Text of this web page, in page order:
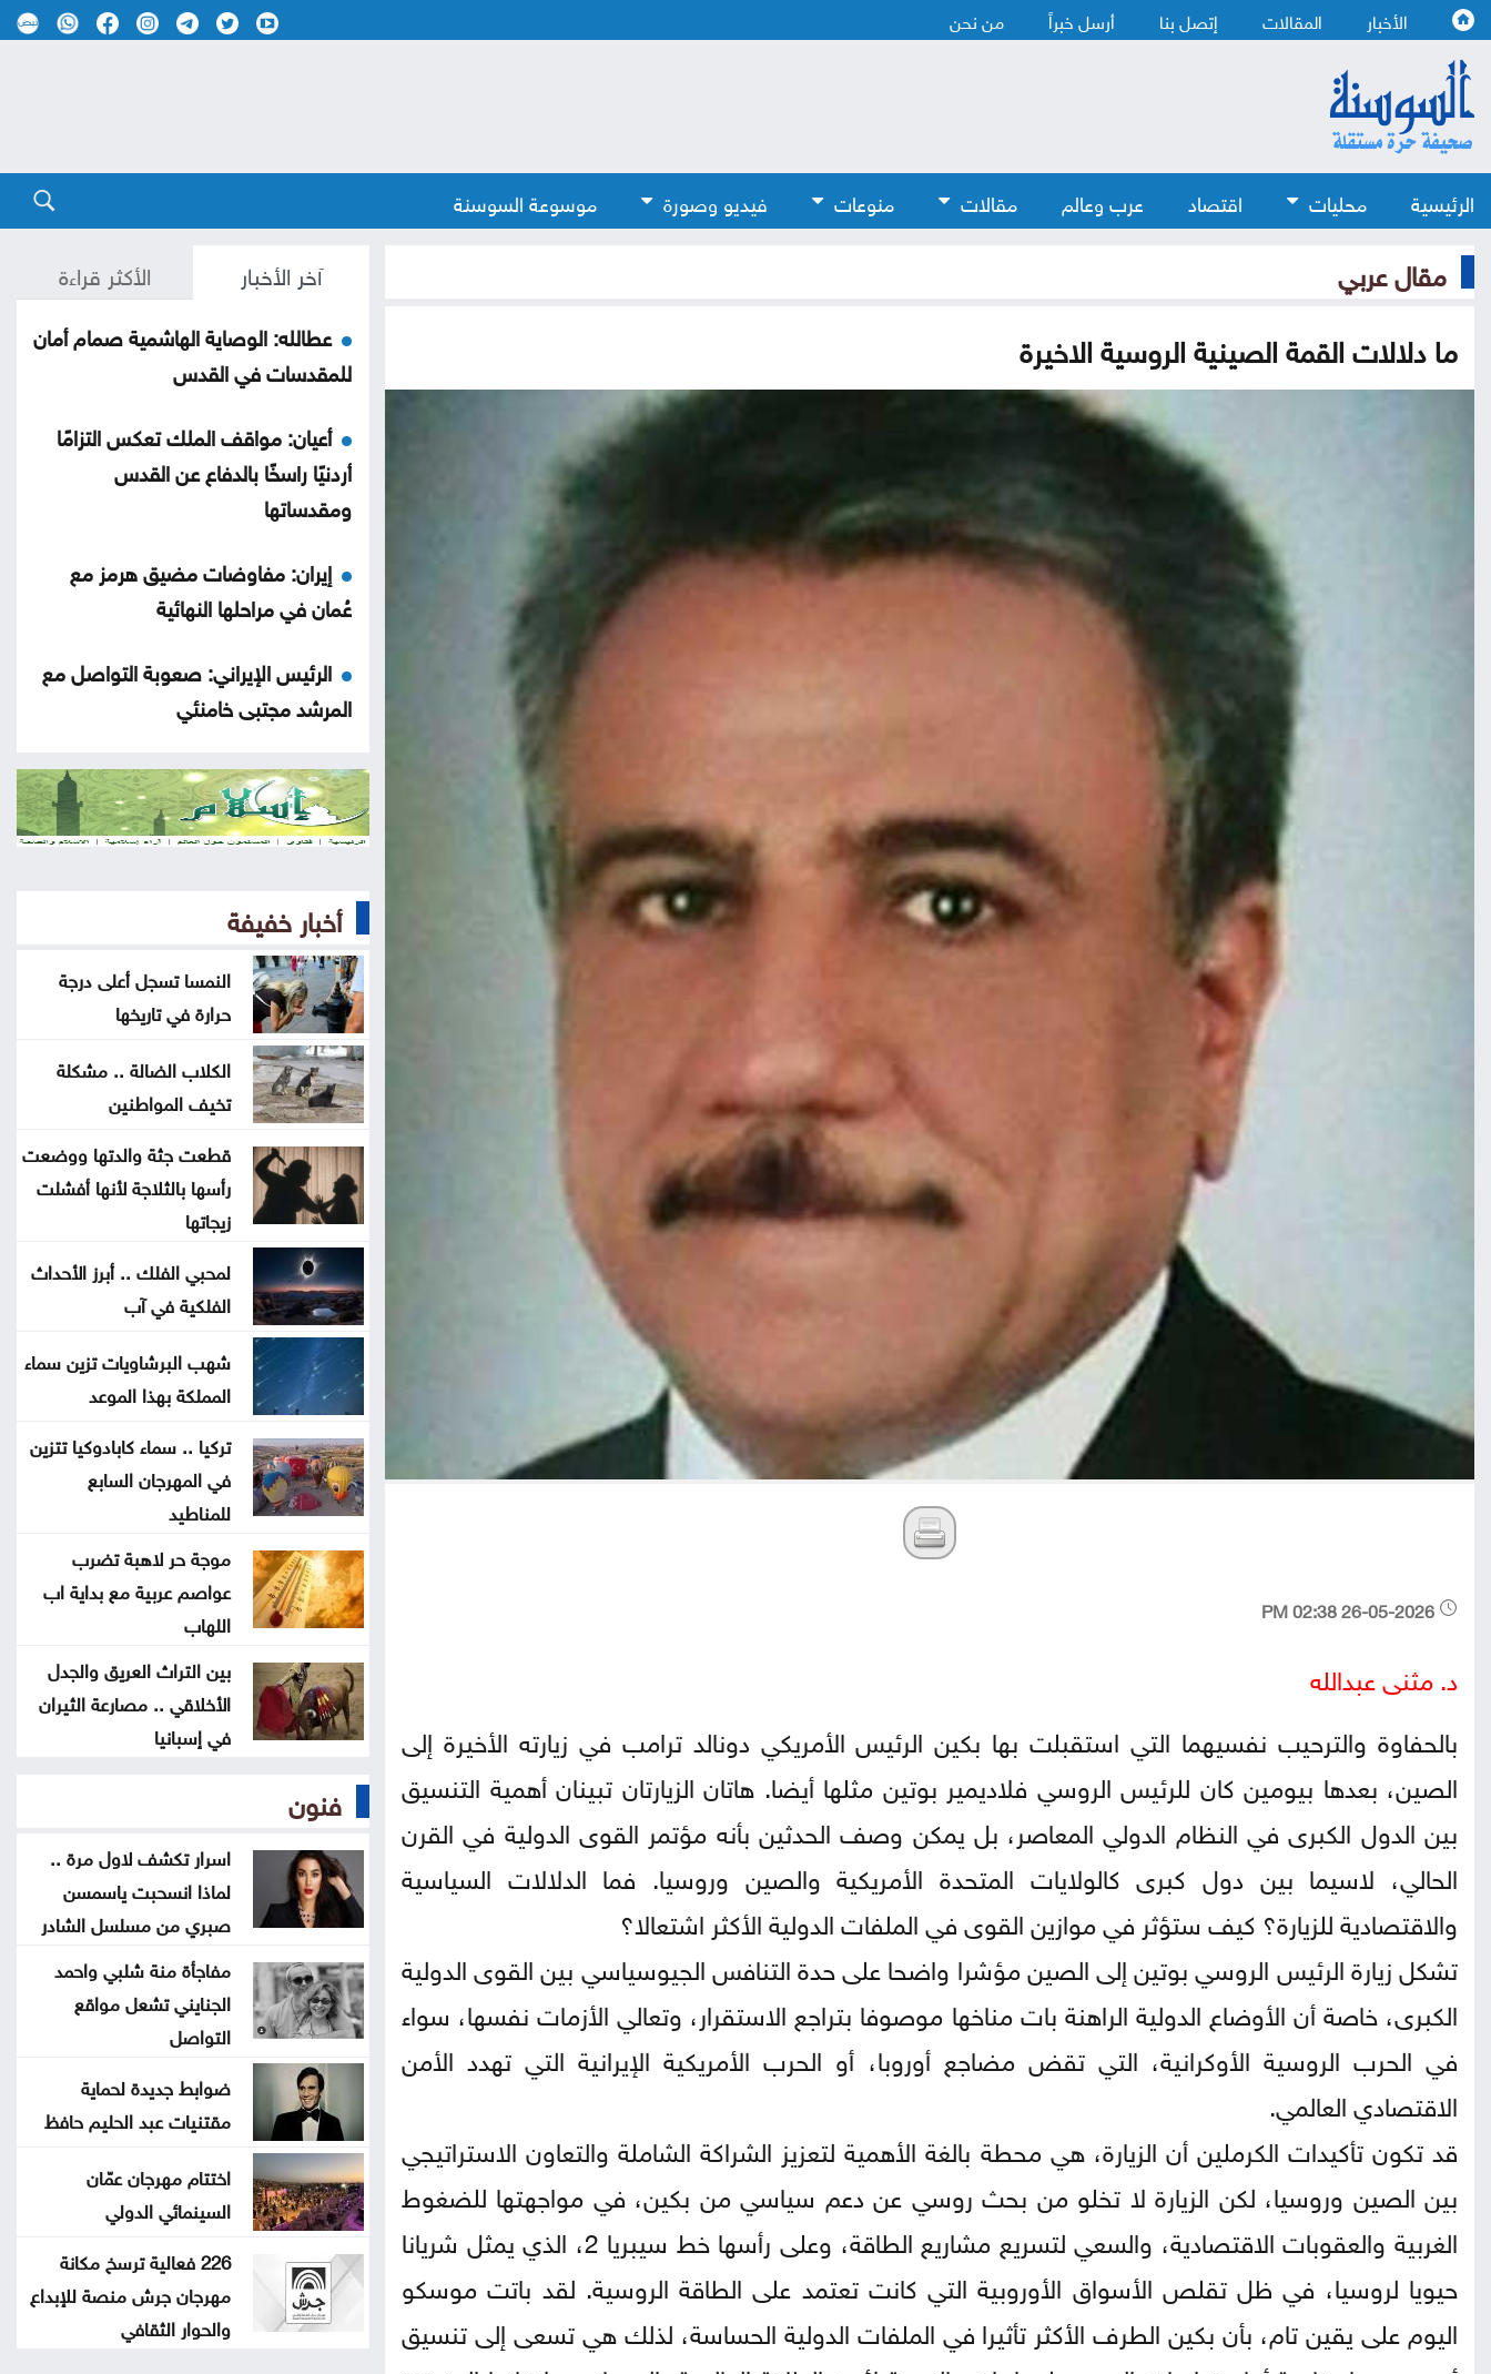
الأخبار المقالات إتصل بنا أرسل خبراً من نحن
الرئيسية محليات اقتصاد عرب وعالم مقالات منوعات فيديو وصورة موسوعة السوسنة
مقال عربي
ما دلالات القمة الصينية الروسية الاخيرة
د. مثنى عبدالله
بالحفاوة والترحيب نفسيهما التي استقبلت بها بكين الرئيس الأمريكي دونالد ترامب في زيارته الأخيرة إلى
الصين، بعدها بيومين كان للرئيس الروسي فلاديمير بوتين مثلها أيضا. هاتان الزيارتان تبينان أهمية التنسيق
بين الدول الكبرى في النظام الدولي المعاصر، بل يمكن وصف الحدثين بأنه مؤتمر القوى الدولية في القرن
الحالي، لاسيما بين دول كبرى كالولايات المتحدة الأمريكية والصين وروسيا. فما الدلالات السياسية
والاقتصادية للزيارة؟ كيف ستؤثر في موازين القوى في الملفات الدولية الأكثر اشتعالا؟
تشكل زيارة الرئيس الروسي بوتين إلى الصين مؤشرا واضحا على حدة التنافس الجيوسياسي بين القوى الدولية
الكبرى، خاصة أن الأوضاع الدولية الراهنة بات مناخها موصوفا بتراجع الاستقرار، وتعالي الأزمات نفسها، سواء
في الحرب الروسية الأوكرانية، التي تقض مضاجع أوروبا، أو الحرب الأمريكية الإيرانية التي تهدد الأمن
الاقتصادي العالمي.
قد تكون تأكيدات الكرملين أن الزيارة، هي محطة بالغة الأهمية لتعزيز الشراكة الشاملة والتعاون الاستراتيجي
بين الصين وروسيا، لكن الزيارة لا تخلو من بحث روسي عن دعم سياسي من بكين، في مواجهتها للضغوط
الغربية والعقوبات الاقتصادية، والسعي لتسريع مشاريع الطاقة، وعلى رأسها خط سيبريا 2، الذي يمثل شريانا
حيويا لروسيا، في ظل تقلص الأسواق الأوروبية التي كانت تعتمد على الطاقة الروسية. لقد باتت موسكو
اليوم على يقين تام، بأن بكين الطرف الأكثر تأثيرا في الملفات الدولية الحساسة، لذلك هي تسعى إلى تنسيق
آخر الأخبار الأكثر قراءة
عطالله: الوصاية الهاشمية صمام أمان
للمقدسات في القدس
أعيان: مواقف الملك تعكس التزامًا
أردنيًا راسخًا بالدفاع عن القدس
ومقدساتها
إيران: مفاوضات مضيق هرمز مع
عُمان في مراحلها النهائية
الرئيس الإيراني: صعوبة التواصل مع
المرشد مجتبى خامنئي
لجنة "4+4" الليبية تتوصل لاتفاق
بشأن تعيين رئيس مفوضية الانتخابات
أندية المحترفين
كلّيّة علوم التّأهيل في الجامعة الأردنيّة
نجاحٍ جديدة
تفشي إيبولا في الكونغو: زيارة مدير
منظمة الصحة العالمية
المغرب .. تواصل إخماد حرائق غابة
صفرو بعد التهامها 120 هكتارا
اسرار تكشف لاول مرة .. لماذا
انسحبت ياسمسن صبري من مسلسل
الشادر
اجتماع رباعي في عمّان يبحث الأمن
الإقليمي والممرات المائية
تطورات قضية نور برغل
رؤية عمّان تطالب بعدم نشر صور
النفايات المتراكمة دون تفاصيل
مفاجأة منة شلبي واحمد الجنايني
ويتجاوز اخرين ؟ سر يحير العلماء
أخبار خفيفة
النمسا تسجل أعلى درجة
حرارة في تاريخها
الكلاب الضالة .. مشكلة
تخيف المواطنين
قطعت جثة والدتها ووضعت
رأسها بالثلاجة لأنها أفشلت
زيجاتها
لمحبي الفلك .. أبرز الأحداث
الفلكية في آب
شهب البرشاويات تزين سماء
المملكة بهذا الموعد
تركيا .. سماء كابادوكيا تتزين
في المهرجان السابع
للمناطيد
موجة حر لاهبة تضرب
عواصم عربية مع بداية اب
اللهاب
بين التراث العريق والجدل
الأخلاقي .. مصارعة الثيران
في إسبانيا
فنون
اسرار تكشف لاول مرة ..
لماذا انسحبت ياسمسن
صبري من مسلسل الشادر
مفاجأة منة شلبي واحمد
الجنايني تشعل مواقع
التواصل
ضوابط جديدة لحماية
مقتنيات عبد الحليم حافظ
اختتام مهرجان عمّان
السينمائي الدولي
226 فعالية ترسخ مكانة
مهرجان جرش منصة للإبداع
والحوار الثقافي